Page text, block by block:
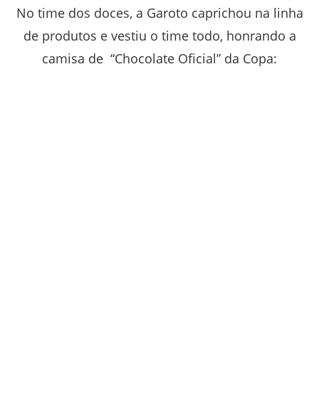
No time dos doces, a Garoto caprichou na linha
de produtos e vestiu o time todo, honrando a
camisa de “Chocolate Oficial” da Copa: